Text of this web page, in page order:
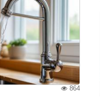
864